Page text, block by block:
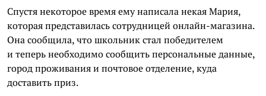
Спустя некоторое время ему написала некая Мария,
которая представилась сотрудницей онлайн-магазина.
Она сообщила, что школьник стал победителем
и теперь необходимо сообщить персональные данные,
город проживания и почтовое отделение, куда
доставить приз.